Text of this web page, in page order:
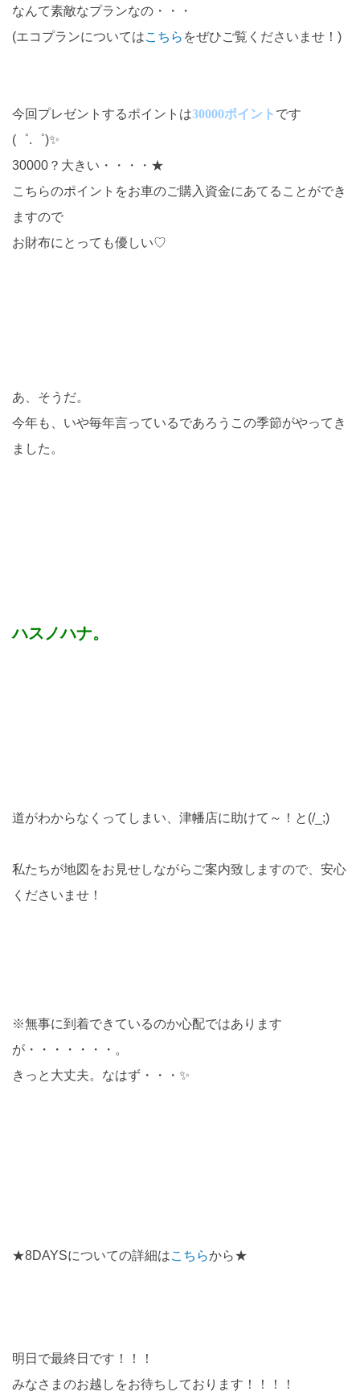
なんて素敵なプランなの・・・
(エコプランについてはこちら をぜひご覧くださいませ！)
今回プレゼントするポイントは30000ポイント です
(゜.゜)✨
30000？大きい・・・・★
こちらのポイントをお車のご購入資金にあてることができ
ますので
お財布にとっても優しい♡
あ、そうだ。
今年も、いや毎年言っているであろうこの季節がやってき
ました。
ハスノハナ。
道がわからなくってしまい、津幡店に助けて～！と(/_;)
私たちが地図をお見せしながらご案内致しますので、安心
くださいませ！
※無事に到着できているのか心配ではあります
が・・・・・・・。
きっと大丈夫。なはず・・・✨
★8DAYSについての詳細はこちらから★
明日で最終日です！！！
みなさまのお越しをお待ちしております！！！！